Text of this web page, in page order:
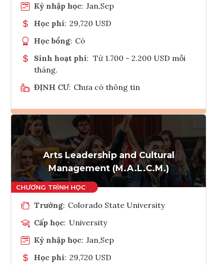
Kỳ nhập học: Jan,Sep
Học phí: 29,720 USD
Học bổng: Có
Sinh hoạt phí: Từ 1.700 - 2.200 USD mỗi
tháng.
ĐỊNH CƯ: Chưa có thông tin
Ghi danh
Tham vấn Interlink
Arts Leadership and Cultural
Management (M.A.L.C.M.)
Trường: Colorado State University
Cấp học: University
Kỳ nhập học: Jan,Sep
Học phí: 29,720 USD